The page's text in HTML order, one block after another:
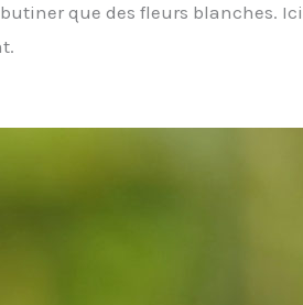
que des fleurs blanches.